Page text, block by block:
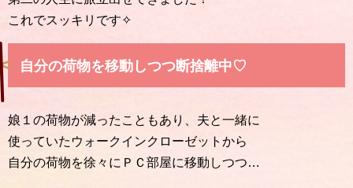
これでスッキリです✧
自分の荷物を移動しつつ断捨離中♡
娘１の荷物が減ったこともあり、夫と一緒に
使っていたウォークインクローゼットから
自分の荷物を徐々にＰＣ部屋に移動しつつ…